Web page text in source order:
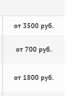
от 3500 руб.
от 700 руб.
от 1800 руб.